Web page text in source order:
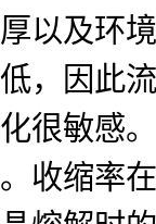
厚以及环
低，因此
化很敏感
。收缩率